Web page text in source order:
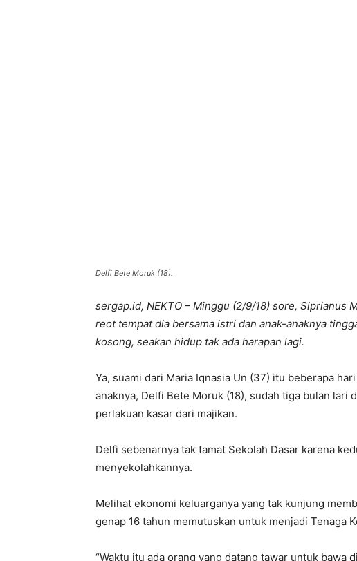
Delfi Bete Moruk (18).
sergap.id, NEKTO – Minggu (2/9/18) sore, Siprianus
reot tempat dia bersama istri dan anak-anaknya
kosong, seakan hidup tak ada harapan lagi.
Ya, suami dari Maria Iqnasia Un (37) itu beberapa
anaknya, Delfi Bete Moruk (18), sudah tiga bulan lari
perlakuan kasar dari majikan.
Delfi sebenarnya tak tamat Sekolah Dasar karena
menyekolahkannya.
Melihat ekonomi keluarganya yang tak kunjung
genap 16 tahun memutuskan untuk menjadi Tenaga
“Waktu itu ada orang yang datang tawar untuk bawa